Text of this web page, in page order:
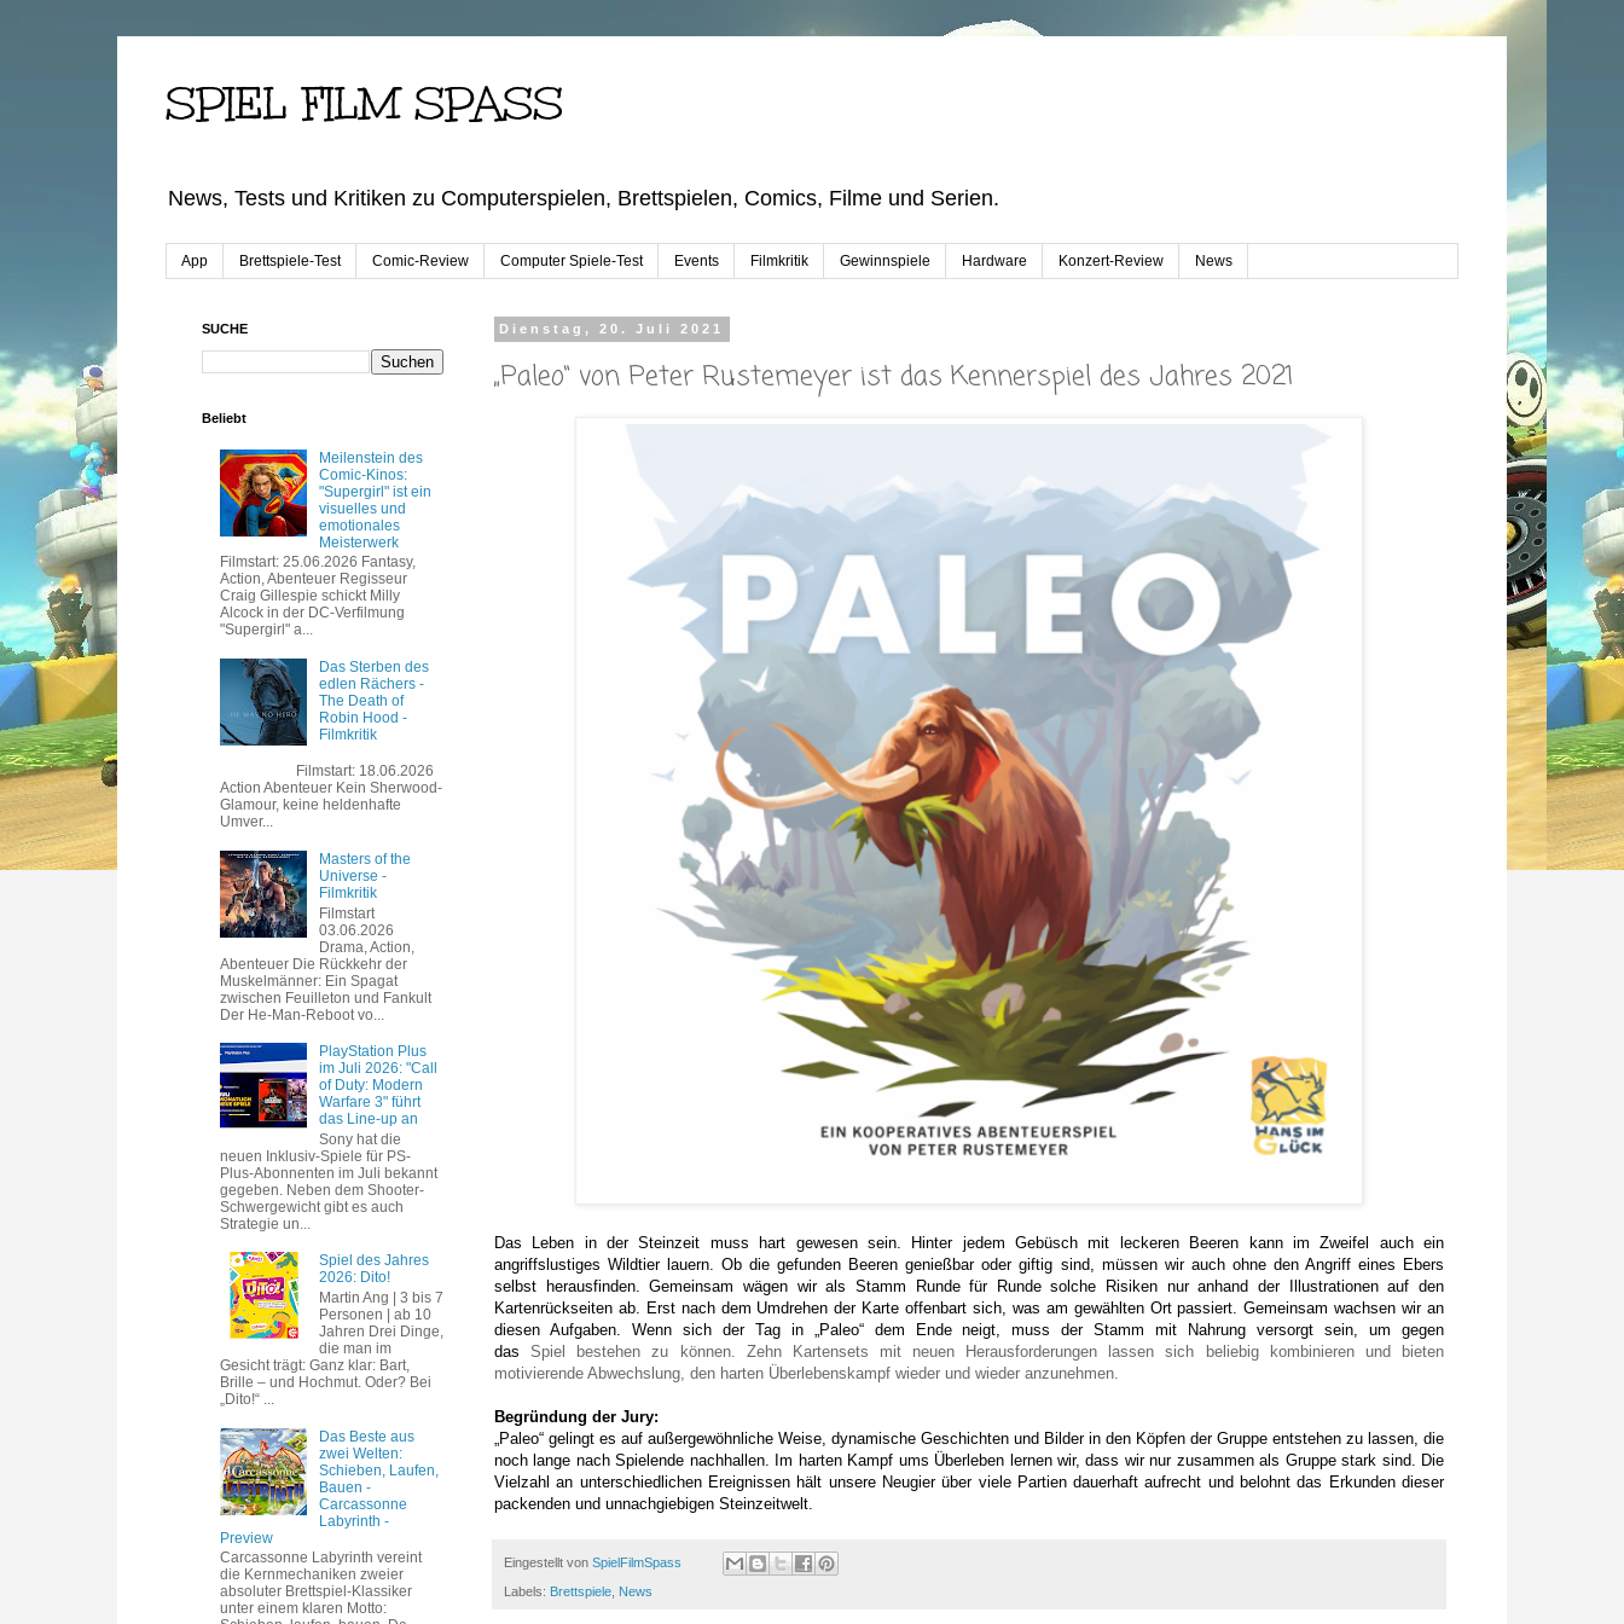
SPIEL FILM SPASS
News, Tests und Kritiken zu Computerspielen, Brettspielen, Comics, Filme und Serien.
App Brettspiele-Test Comic-Review Computer Spiele-Test Events Filmkritik Gewinnspiele Hardware Konzert-Review News
Dienstag, 20. Juli 2021
„Paleo“ von Peter Rustemeyer ist das Kennerspiel des Jahres 2021
Das Leben in der Steinzeit muss hart gewesen sein. Hinter jedem Gebüsch mit leckeren Beeren kann im Zweifel auch ein
angriffslustiges Wildtier lauern. Ob die gefunden Beeren genießbar oder giftig sind, müssen wir auch ohne den Angriff eines Ebers
selbst herausfinden. Gemeinsam wägen wir als Stamm Runde für Runde solche Risiken nur anhand der Illustrationen auf den
Kartenrückseiten ab. Erst nach dem Umdrehen der Karte offenbart sich, was am gewählten Ort passiert. Gemeinsam wachsen wir an
diesen Aufgaben. Wenn sich der Tag in „Paleo“ dem Ende neigt, muss der Stamm mit Nahrung versorgt sein, um gegen
dasSpiel
bestehen zu können. Zehn Kartensets mit neuen Herausforderungen lassen sich beliebig kombinieren und bieten
motivierende Abwechslung, den harten Überlebenskampf wieder und wieder anzunehmen.
Begründung der Jury:
„Paleo“ gelingt es auf außergewöhnliche Weise, dynamische Geschichten und Bilder in den Köpfen der Gruppe entstehen zu lassen, die
noch lange nach Spielende nachhallen. Im harten Kampf ums Überleben lernen wir, dass wir nur zusammen als Gruppe stark sind. Die
Vielzahl an unterschiedlichen Ereignissen hält unsere Neugier über viele Partien dauerhaft aufrecht und belohnt das Erkunden dieser
packenden und unnachgiebigen Steinzeitwelt.
Eingestellt von SpielFilmSpass
Labels: Brettspiele, News
SUCHE
Beliebt
Meilenstein des
Comic-Kinos:
"Supergirl" ist ein
visuelles und
emotionales
Meisterwerk
Filmstart: 25.06.2026 Fantasy,
Action, Abenteuer Regisseur
Craig Gillespie schickt Milly
Alcock in der DC-Verfilmung
"Supergirl" a...
Das Sterben des
edlen Rächers -
The Death of
Robin Hood -
Filmkritik
Filmstart: 18.06.2026
Action Abenteuer Kein Sherwood-
Glamour, keine heldenhafte
Umver...
Masters of the
Universe -
Filmkritik
Filmstart
03.06.2026
Drama, Action,
Abenteuer Die Rückkehr der
Muskelmänner: Ein Spagat
zwischen Feuilleton und Fankult
Der He-Man-Reboot vo...
PlayStation Plus
im Juli 2026: "Call
of Duty: Modern
Warfare 3" führt
das Line-up an
Sony hat die
neuen Inklusiv-Spiele für PS-
Plus-Abonnenten im Juli bekannt
gegeben. Neben dem Shooter-
Schwergewicht gibt es auch
Strategie un...
Spiel des Jahres
2026: Dito!
Martin Ang | 3 bis 7
Personen | ab 10
Jahren Drei Dinge,
die man im
Gesicht trägt: Ganz klar: Bart,
Brille – und Hochmut. Oder? Bei
„Dito!“ ...
Das Beste aus
zwei Welten:
Schieben, Laufen,
Bauen -
Carcassonne
Labyrinth -
Preview
Carcassonne Labyrinth vereint
die Kernmechaniken zweier
absoluter Brettspiel-Klassiker
unter einem klaren Motto: